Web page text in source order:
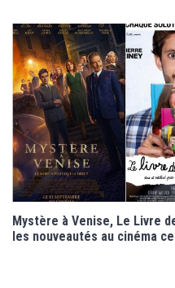
Mystère à Venise, Le Livre
les nouveautés au cinéma